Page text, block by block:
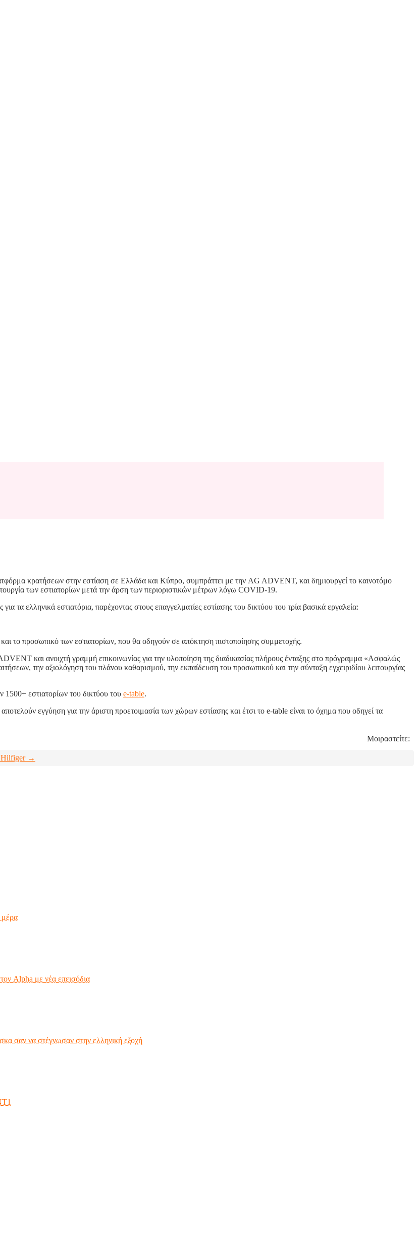
κρατήσεων στην εστίαση σε Ελλάδα και Κύπρο, συμπράττει με την AG ADVENT, και δημιουργεί το καινοτόμο
των εστιατορίων μετά την άρση των περιοριστικών μέτρων λόγω COVID-19.
τα ελληνικά εστιατόρια, παρέχοντας στους επαγγελματίες εστίασης του δικτύου του τρία βασικά εργαλεία:
και το προσωπικό των εστιατορίων, που θα οδηγούν σε απόκτηση πιστοποίησης συμμετοχής.
και ανοιχτή γραμμή επικοινωνίας για την υλοποίηση της διαδικασίας πλήρους ένταξης στο πρόγραμμα «Ασφαλώς
την αξιολόγηση του πλάνου καθαρισμού, την εκπαίδευση του προσωπικού και την σύνταξη εγχειριδίου λειτουργίας
1500+ εστιατορίων του δικτύου του e-table.
εγγύηση για την άριστη προετοιμασία των χώρων εστίασης και έτσι το e-table είναι το όχημα που οδηγεί τα
Μοιραστείτε:
Hilfiger →
μέρα
Alpha με νέα επεισόδια
σαν να στέγνωσαν στην ελληνική εξοχή